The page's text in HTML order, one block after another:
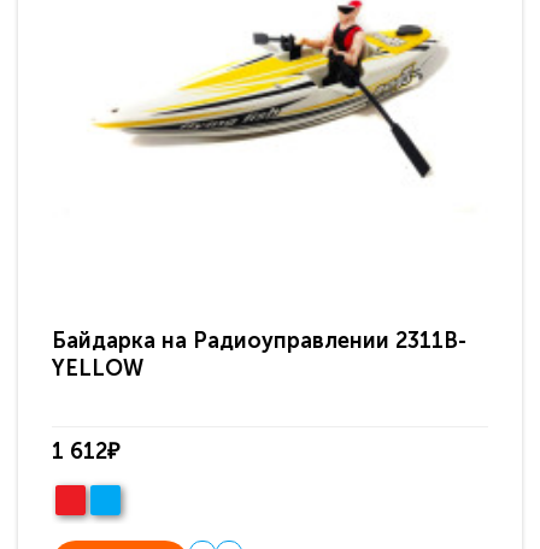
Байдарка на Радиоуправлении 2311B-
YELLOW
1 612₽